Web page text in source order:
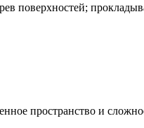
поверхностей;
пространство и